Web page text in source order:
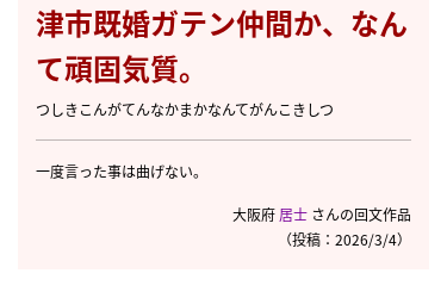
津市既婚ガテン仲間か、なん
て頑固気質。
つしきこんがてんなかまかなんてがんこきしつ
一度言った事は曲げない。
大阪府 居士 さんの回文作品
（投稿：2026/3/4）